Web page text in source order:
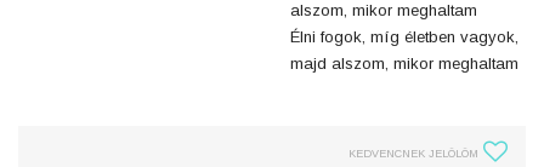
alszom, mikor meghaltam
Élni fogok, míg életben vagyok,
majd alszom, mikor meghaltam
KEDVENCNEK JELÖLÖM